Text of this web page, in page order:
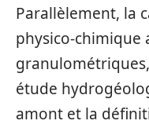
Parallèlement, la
étude
amont et la